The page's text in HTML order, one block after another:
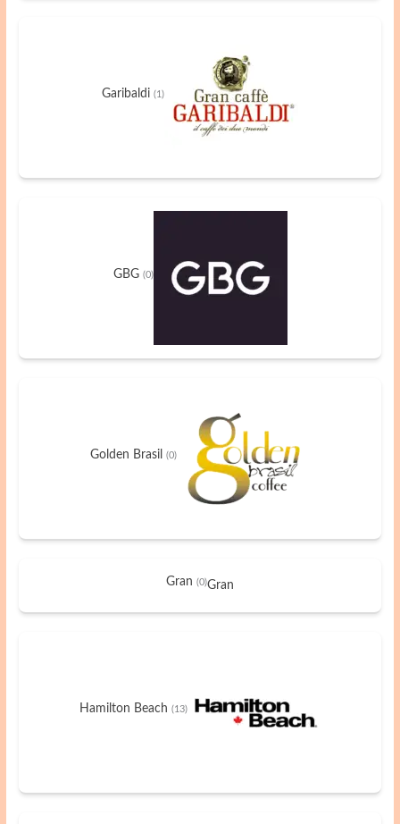
Garibaldi (1)
GBG (0)
Golden Brasil (0)
Gran (0)Gran
Hamilton Beach (13)